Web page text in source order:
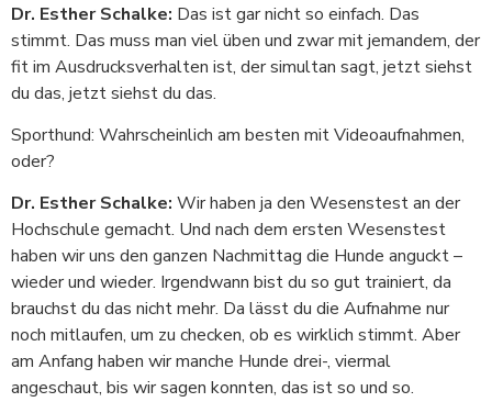
Dr. Esther Schalke: Das ist gar nicht so einfach. Das
stimmt. Das muss man viel üben und zwar mit jemandem, der
fit im Ausdrucksverhalten ist, der simultan sagt, jetzt siehst
du das, jetzt siehst du das.
Sporthund: Wahrscheinlich am besten mit Videoaufnahmen,
oder?
Dr. Esther Schalke: Wir haben ja den Wesenstest an der
Hochschule gemacht. Und nach dem ersten Wesenstest
haben wir uns den ganzen Nachmittag die Hunde anguckt –
wieder und wieder. Irgendwann bist du so gut trainiert, da
brauchst du das nicht mehr. Da lässt du die Aufnahme nur
noch mitlaufen, um zu checken, ob es wirklich stimmt. Aber
am Anfang haben wir manche Hunde drei-, viermal
angeschaut, bis wir sagen konnten, das ist so und so.